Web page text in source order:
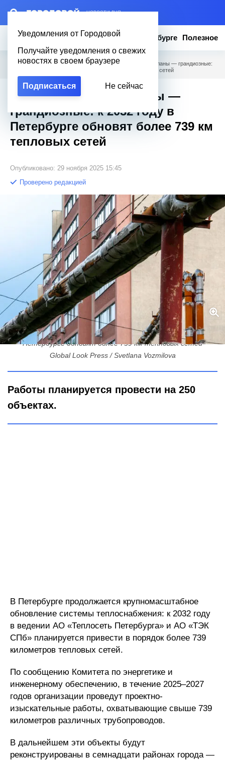
– НОВОСТИ ДНЯ
Уведомления от Городовой
Получайте уведомления о свежих
новостях в своем браузере
Подписаться Не сейчас
Новости Эксклюзив Вопросы о Петербурге Полезное
Городовой Новости Петербурга / Цифра не круглая, планы — грандиозные:
к 2032 году в Петербурге обновят более 739 км тепловых сетей
Цифра не круглая, планы —
грандиозные: к 2032 году в
Петербурге обновят более 739 км
тепловых сетей
Опубликовано: 29 ноября 2025 15:45
Проверено редакцией
Цифра не круглая, планы — грандиозные: к 2032 году в
Петербурге обновят более 739 км тепловых сетей
Global Look Press / Svetlana Vozmilova
Работы планируется провести на 250
объектах.
В Петербурге продолжается крупномасштабное
обновление системы теплоснабжения: к 2032 году
в ведении АО «Теплосеть Петербурга» и АО «ТЭК
СПб» планируется привести в порядок более 739
километров тепловых сетей.
По сообщению Комитета по энергетике и
инженерному обеспечению, в течение 2025–2027
годов организации проведут проектно-
изыскательные работы, охватывающие свыше 739
километров различных трубопроводов.
В дальнейшем эти объекты будут
реконструированы в семнадцати районах города —